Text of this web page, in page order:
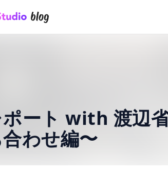
ート with 渡辺
わせ編〜